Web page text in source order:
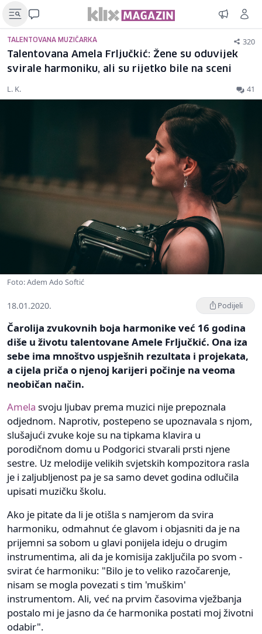
TALENTOVANA MUZIČARKA 320
Talentovana Amela Frljučkić: Žene su oduvijek
svirale harmoniku, ali su rijetko bile na sceni
L. K. 41
Foto: Adem Ado Softić
18.01.2020. Podijeli
Čarolija zvukovnih boja harmonike već 16 godina
diše u životu talentovane Amele Frljučkić. Ona iza
sebe ima mnoštvo uspješnih rezultata i projekata,
a cijela priča o njenoj karijeri počinje na veoma
neobičan način.
Amela svoju ljubav prema muzici nije prepoznala
odjednom. Naprotiv, postepeno se upoznavala s njom,
slušajući zvuke koje su na tipkama klavira u
porodičnom domu u Podgorici stvarali prsti njene
sestre. Uz melodije velikih svjetskih kompozitora rasla
je i zaljubljenost pa je sa samo devet godina odlučila
upisati muzičku školu.
Ako je pitate da li je otišla s namjerom da svira
harmoniku, odmahnut će glavom i objasniti da je na
prijemni sa sobom u glavi ponijela ideju o drugim
instrumentima, ali da je komisija zaključila po svom -
svirat će harmoniku: "Bilo je to veliko razočarenje,
nisam se mogla povezati s tim 'muškim'
instrumentom. Ali, već na prvim časovima vježbanja
postalo mi je jasno da će harmonika postati moj životni
odabir".